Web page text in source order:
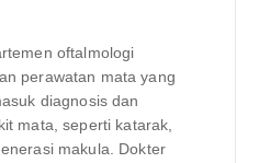
oftalmologi
perawatan mata yang
diagnosis dan
mata, seperti katarak,
makula. Dokter